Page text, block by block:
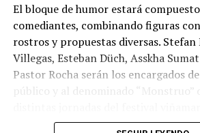
El bloque de humor estará
comediantes, combinando figuras
rostros y propuestas diversas.
Villegas, Esteban Düch, Asskha
Pastor Rocha serán los encargados
público y al denominado “Monstruo”